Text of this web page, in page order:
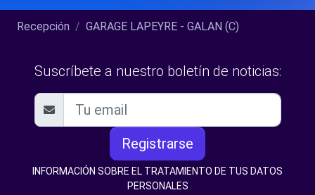
Recepción GARAGE LAPEYRE - GALAN (C)
Suscríbete a nuestro boletín de noticias:
Registrarse
INFORMACIÓN SOBRE EL TRATAMIENTO DE TUS DATOS
PERSONALES